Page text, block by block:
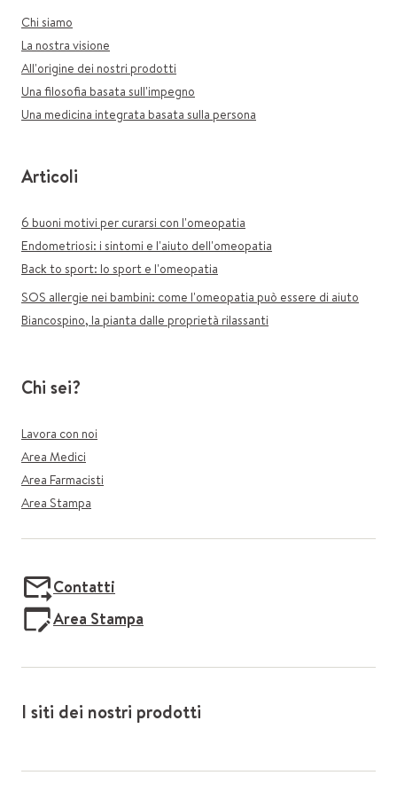
Chi siamo
La nostra visione
All'origine dei nostri prodotti
Una filosofia basata sull'impegno
Una medicina integrata basata sulla persona
Articoli
6 buoni motivi per curarsi con l'omeopatia
Endometriosi: i sintomi e l'aiuto dell'omeopatia
Back to sport: lo sport e l'omeopatia
SOS allergie nei bambini: come l'omeopatia può essere di aiuto
Biancospino, la pianta dalle proprietà rilassanti
Chi sei?
Lavora con noi
Area Medici
Area Farmacisti
Area Stampa
Contatti
Area Stampa
I siti dei nostri prodotti